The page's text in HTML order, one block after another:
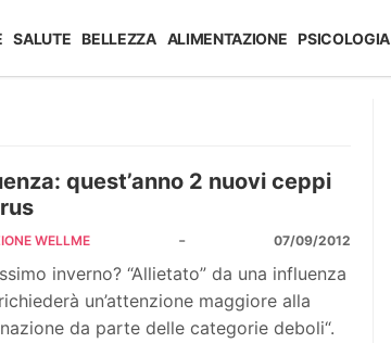
SALUTE BELLEZZA ALIMENTAZIONE PSICOLOGIA
quest’anno 2 nuovi ceppi
WELLME - 07/09/2012
inverno? “Allietato” da una influenza
un’attenzione maggiore alla
da parte delle categorie deboli“.